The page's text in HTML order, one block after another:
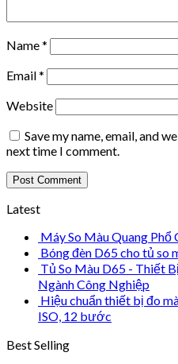
Name*
Email*
Website
Save my name, email, and
next time I comment.
Latest
Máy So Màu Quang Phổ
Bóng đèn D65 cho tủ so
Tủ So Màu D65 - Thiết
Ngành Công Nghiệp
Hiệu chuẩn thiết bị đo
ISO, 12 bước
Best Selling